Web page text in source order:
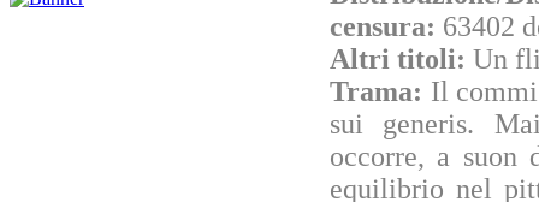
censura: 63402
Altri titoli: Un
Trama: Il
sui generis.
occorre, a suon
equilibrio nel